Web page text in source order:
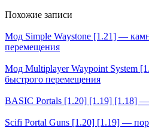
Похожие записи
Мод Simple Waystone [1.21] —
перемещения
Мод Multiplayer Waypoint System
быстрого перемещения
BASIC Portals [1.20] [1.19] [1.18] —
Scifi Portal Guns [1.20] [1.19] —